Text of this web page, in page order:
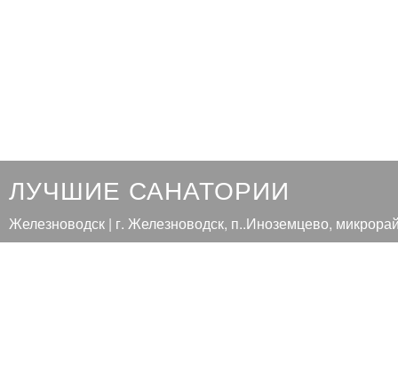
ЛУЧШИЕ САНАТОРИИ
Железноводск | г. Железноводск, п..Иноземцево,